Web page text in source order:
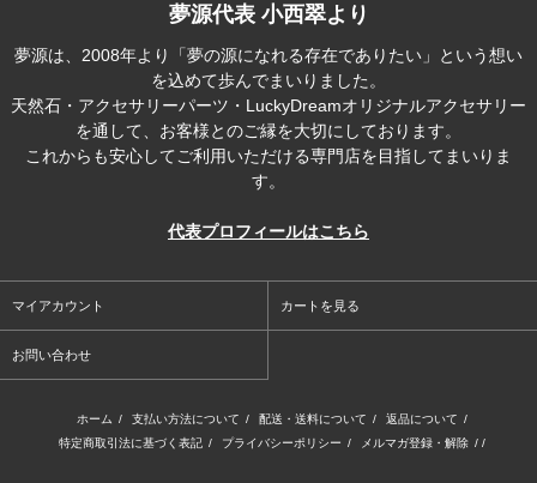
夢源代表 小西翠より
夢源は、2008年より「夢の源になれる存在でありたい」という想い
を込めて歩んでまいりました。
天然石・アクセサリーパーツ・LuckyDreamオリジナルアクセサリー
を通して、お客様とのご縁を大切にしております。
これからも安心してご利用いただける専門店を目指してまいりま
す。
代表プロフィールはこちら
マイアカウント カートを見る
お問い合わせ
ホーム / 支払い方法について / 配送・送料について / 返品について /
特定商取引法に基づく表記 / プライバシーポリシー / メルマガ登録・解除 / /